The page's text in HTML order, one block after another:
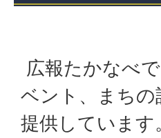
広報たかなべ
ベント、まちの
提供しています